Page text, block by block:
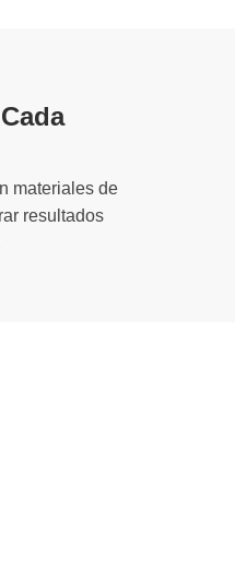
materiales de
resultados